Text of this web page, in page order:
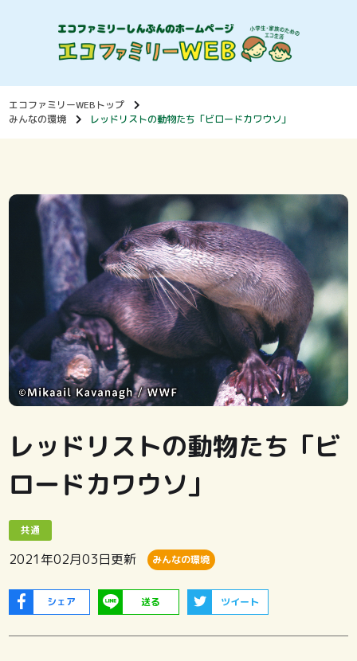
エコファミリーWEBトップ
みんなの環境
レッドリストの動物たち「ビロードカワウソ」
レッドリストの動物たち「ビ
ロードカワウソ」
共通
2021年02月03日更新 みんなの環境
シェア 送る ツイート